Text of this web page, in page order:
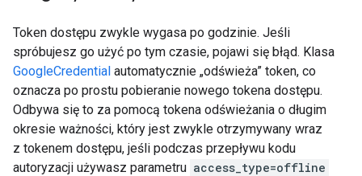
Token dostępu zwykle wygasa po godzinie. Jeśli
spróbujesz go użyć po tym czasie, pojawi się błąd. Klasa
GoogleCredential automatycznie „odświeża” token, co
oznacza po prostu pobieranie nowego tokena dostępu.
Odbywa się to za pomocą tokena odświeżania o długim
okresie ważności, który jest zwykle otrzymywany wraz
z tokenem dostępu, jeśli podczas przepływu kodu
autoryzacji używasz parametru access_type=offline